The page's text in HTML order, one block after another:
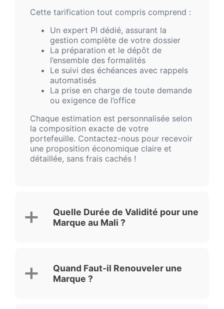
Cette tarification tout compris comprend :
Un expert PI dédié, assurant la
gestion complète de votre dossier
La préparation et le dépôt de
l’ensemble des formalités
Le suivi des échéances avec rappels
automatisés
La prise en charge de toute demande
ou exigence de l’office
Chaque estimation est personnalisée selon
la composition exacte de votre
portefeuille. Contactez-nous pour recevoir
une proposition économique claire et
détaillée, sans frais cachés !
Quelle Durée de Validité pour une
Marque au Mali ?
Quand Faut-il Renouveler une
Marque ?